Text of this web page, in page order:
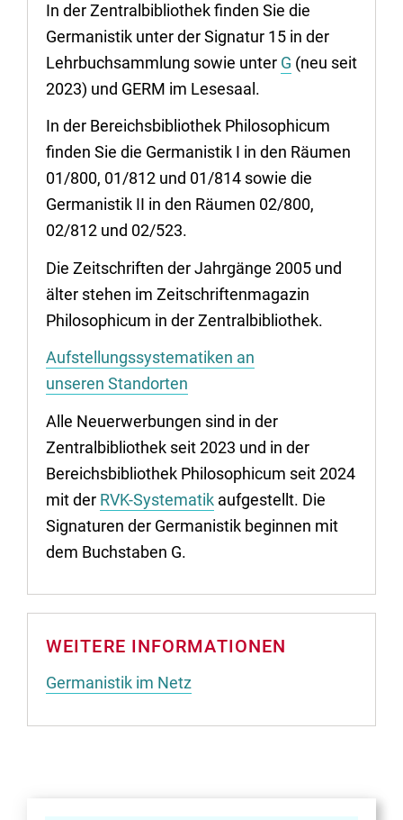
In der Zentralbibliothek finden Sie die
Germanistik unter der Signatur 15 in der
Lehrbuchsammlung sowie unter G (neu seit
2023) und GERM im Lesesaal.
In der Bereichsbibliothek Philosophicum
finden Sie die Germanistik I in den Räumen
01/800, 01/812 und 01/814 sowie die
Germanistik II in den Räumen 02/800,
02/812 und 02/523.
Die Zeitschriften der Jahrgänge 2005 und
älter stehen im Zeitschriftenmagazin
Philosophicum in der Zentralbibliothek.
Aufstellungssystematiken an
unseren Standorten
Alle Neuerwerbungen sind in der
Zentralbibliothek seit 2023 und in der
Bereichsbibliothek Philosophicum seit 2024
mit der RVK-Systematik aufgestellt. Die
Signaturen der Germanistik beginnen mit
dem Buchstaben G.
WEITERE INFORMATIONEN
Germanistik im Netz